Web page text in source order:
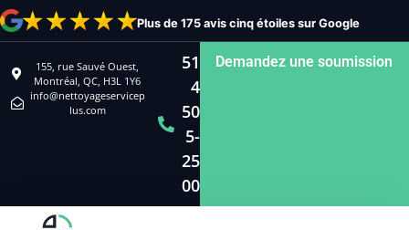
Plus de 175 avis cinq étoiles sur Google
155, rue Sauvé Ouest,
Montréal, QC, H3L 1Y6
info@nettoyageservicep
lus.com
51
4
50
5-
25
00
Demandez une soumission